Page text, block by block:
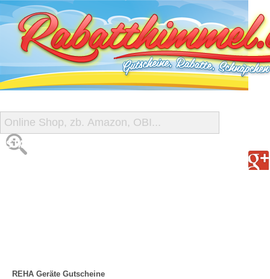
START
REHA Geräte Gutscheine